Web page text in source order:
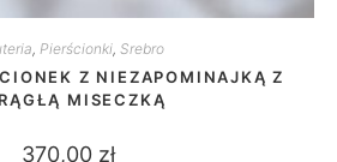
, Pierścionki, Srebro
Z NIEZAPOMINAJKĄ Z
MISECZKĄ
370,00 zł